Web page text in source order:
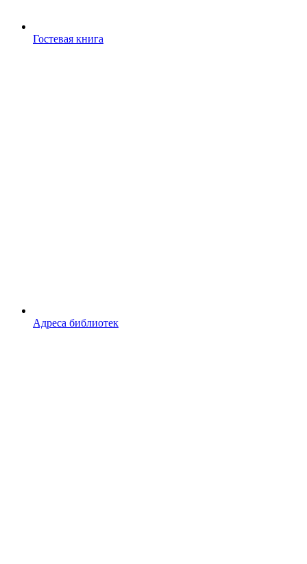
Гостевая книга
Адреса библиотек